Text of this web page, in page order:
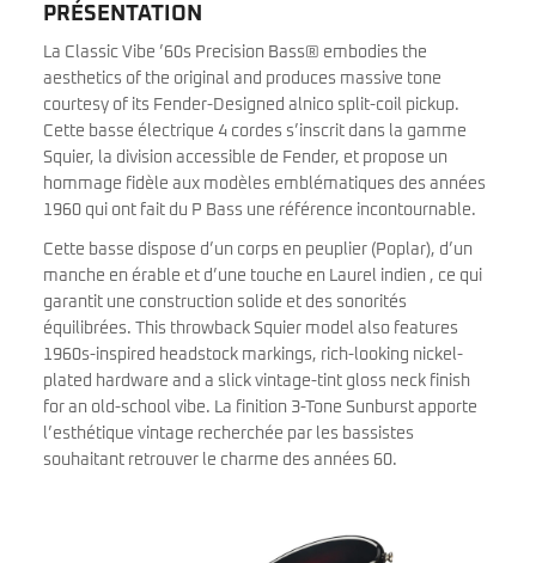
PRÉSENTATION
La Classic Vibe ’60s Precision Bass® embodies the
aesthetics of the original and produces massive tone
courtesy of its Fender-Designed alnico split-coil pickup.
Cette basse électrique 4 cordes s’inscrit dans la gamme
Squier, la division accessible de Fender, et propose un
hommage fidèle aux modèles emblématiques des années
1960 qui ont fait du P Bass une référence incontournable.
Cette basse dispose d’un corps en peuplier (Poplar), d’un
manche en érable et d’une touche en Laurel indien , ce qui
garantit une construction solide et des sonorités
équilibrées. This throwback Squier model also features
1960s-inspired headstock markings, rich-looking nickel-
plated hardware and a slick vintage-tint gloss neck finish
for an old-school vibe. La finition 3-Tone Sunburst apporte
l’esthétique vintage recherchée par les bassistes
souhaitant retrouver le charme des années 60.